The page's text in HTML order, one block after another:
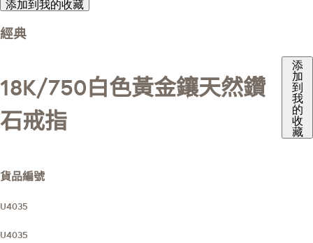
添加到我的收藏
經典
18K/750白色黃金鑲天然鑽
石戒指
添
加
到
我
的
收
藏
貨品編號
U4035
U4035